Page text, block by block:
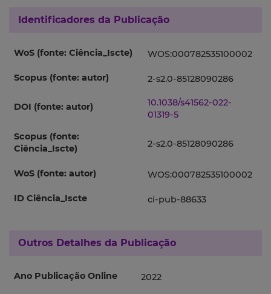
Identificadores da Publicação
WoS (fonte: Ciência_Iscte) WOS:000782535100002
Scopus (fonte: autor) 2-s2.0-85128090286
DOI (fonte: autor)
10.1038/s41562-022-
01319-5
Scopus (fonte:
Ciência_Iscte)
2-s2.0-85128090286
WoS (fonte: autor) WOS:000782535100002
ID Ciência_Iscte ci-pub-88633
Outros Detalhes da Publicação
Ano Publicação Online 2022